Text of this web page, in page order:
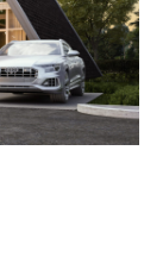
ตามงานผ่าน
ษัท Living